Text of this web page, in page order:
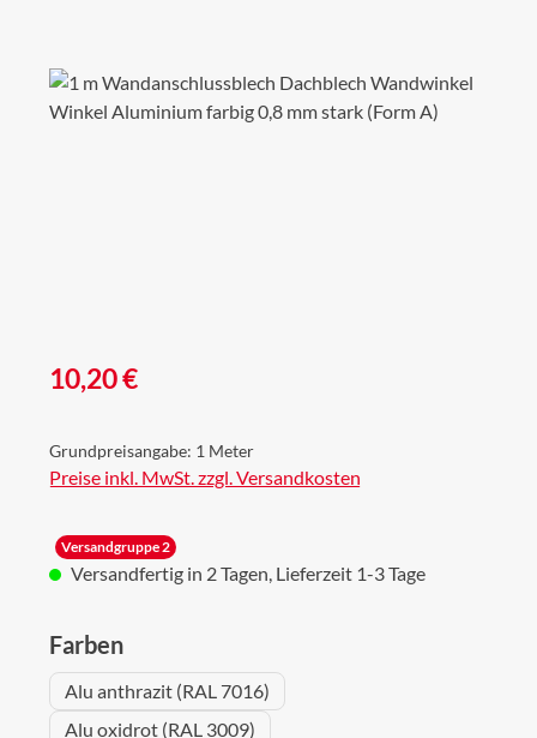
Bildergalerie überspringen
Regulärer Preis:
10,20 €
Grundpreisangabe: 1 Meter
Preise inkl. MwSt. zzgl. Versandkosten
Versandgruppe 2
Versandfertig in 2 Tagen, Lieferzeit 1-3 Tage
Farbenauswählen
Alu anthrazit (RAL 7016)
Alu oxidrot (RAL 3009)